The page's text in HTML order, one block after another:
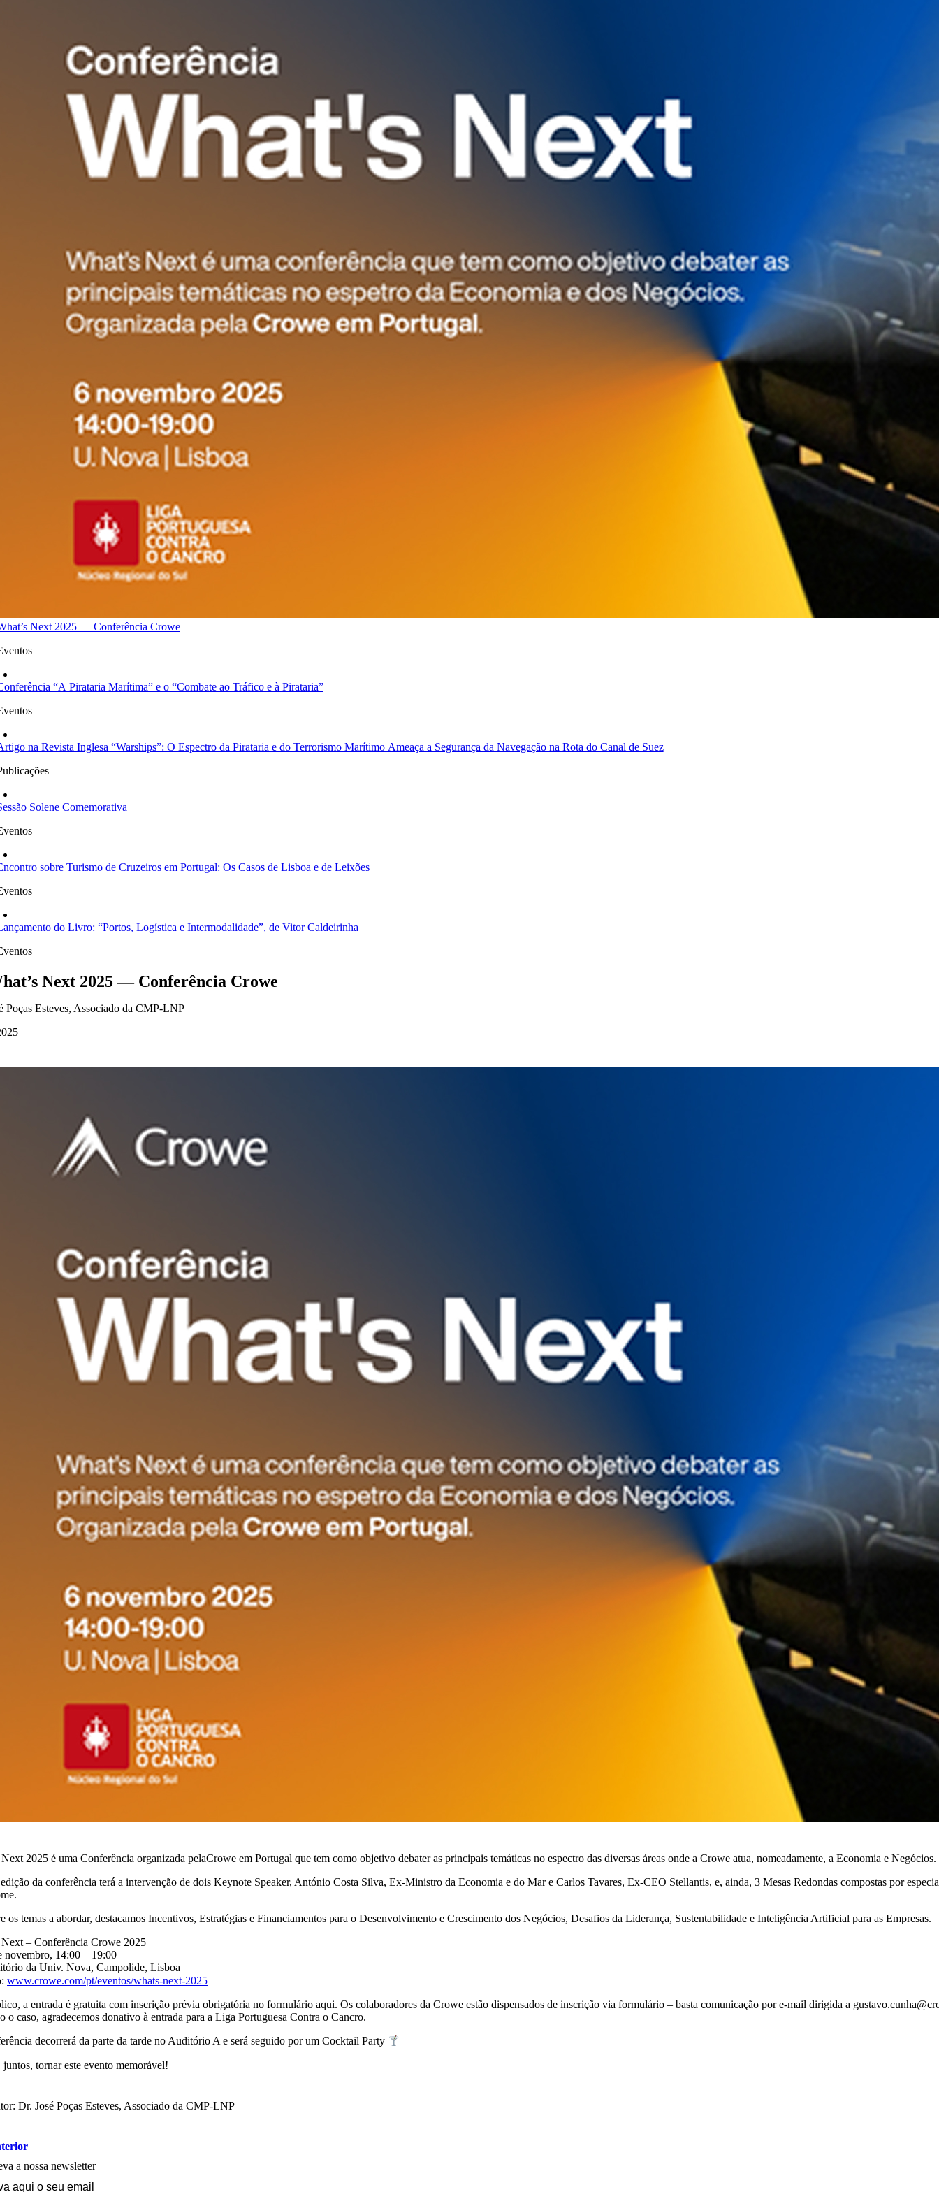
Next 2025 — Conferência Crowe
“A Pirataria Marítima” e o “Combate ao Tráfico e à Pirataria”
na Revista Inglesa “Warships”: O Espectro da Pirataria e do Terrorismo Marítimo Ameaça a Segurança da Navegação na Rota do Canal de Suez
Solene Comemorativa
sobre Turismo de Cruzeiros em Portugal: Os Casos de Lisboa e de Leixões
do Livro: “Portos, Logística e Intermodalidade”, de Vitor Caldeirinha
Next 2025 — Conferência Crowe
Poças Esteves, Associado da CMP-LNP
Next 2025 é uma Conferência organizada pelaCrowe em Portugal que tem como objetivo debater as principais temáticas no espectro das diversas áreas onde a Crowe atua, nomeadamente, a Economia e Negócios.
edição da conferência terá a intervenção de dois Keynote Speaker, António Costa Silva, Ex-Ministro da Economia e do Mar e Carlos Tavares, Ex-CEO Stellantis, e, ainda, 3 Mesas Redondas compostas por
os temas a abordar, destacamos Incentivos, Estratégias e Financiamentos para o Desenvolvimento e Crescimento dos Negócios, Desafios da Liderança, Sustentabilidade e Inteligência Artificial para as Empresas.
Next – Conferência Crowe 2025
novembro, 14:00 – 19:00
da Univ. Nova, Campolide, Lisboa
www.crowe.com/pt/eventos/whats-next-2025
a entrada é gratuita com inscrição prévia obrigatória no formulário aqui. Os colaboradores da Crowe estão dispensados de inscrição via formulário – basta comunicação por e-mail dirigida a
o caso, agradecemos donativo à entrada para a Liga Portuguesa Contra o Cancro.
decorrerá da parte da tarde no Auditório A e será seguido por um Cocktail Party
juntos, tornar este evento memorável!
Dr. José Poças Esteves, Associado da CMP-LNP
a nossa newsletter